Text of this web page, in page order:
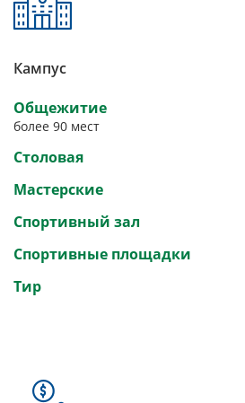
Кампус
Общежитие
более 90 мест
Столовая
Мастерские
Спортивный зал
Спортивные площадки
Тир